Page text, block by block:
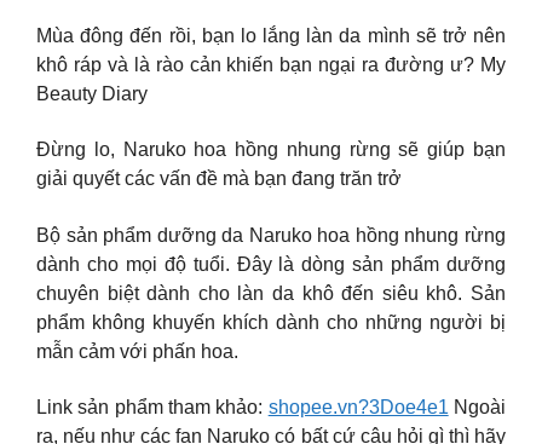
Mùa đông đến rồi, bạn lo lắng làn da mình sẽ trở nên
khô ráp và là rào cản khiến bạn ngại ra đường ư? My
Beauty Diary
Đừng lo, Naruko hoa hồng nhung rừng sẽ giúp bạn
giải quyết các vấn đề mà bạn đang trăn trở
Bộ sản phẩm dưỡng da Naruko hoa hồng nhung rừng
dành cho mọi độ tuổi. Đây là dòng sản phẩm dưỡng
chuyên biệt dành cho làn da khô đến siêu khô. Sản
phẩm không khuyến khích dành cho những người bị
mẫn cảm với phấn hoa.
Link sản phẩm tham khảo: shopee.vn?3Doe4e1 Ngoài
ra, nếu như các fan Naruko có bất cứ câu hỏi gì thì hãy